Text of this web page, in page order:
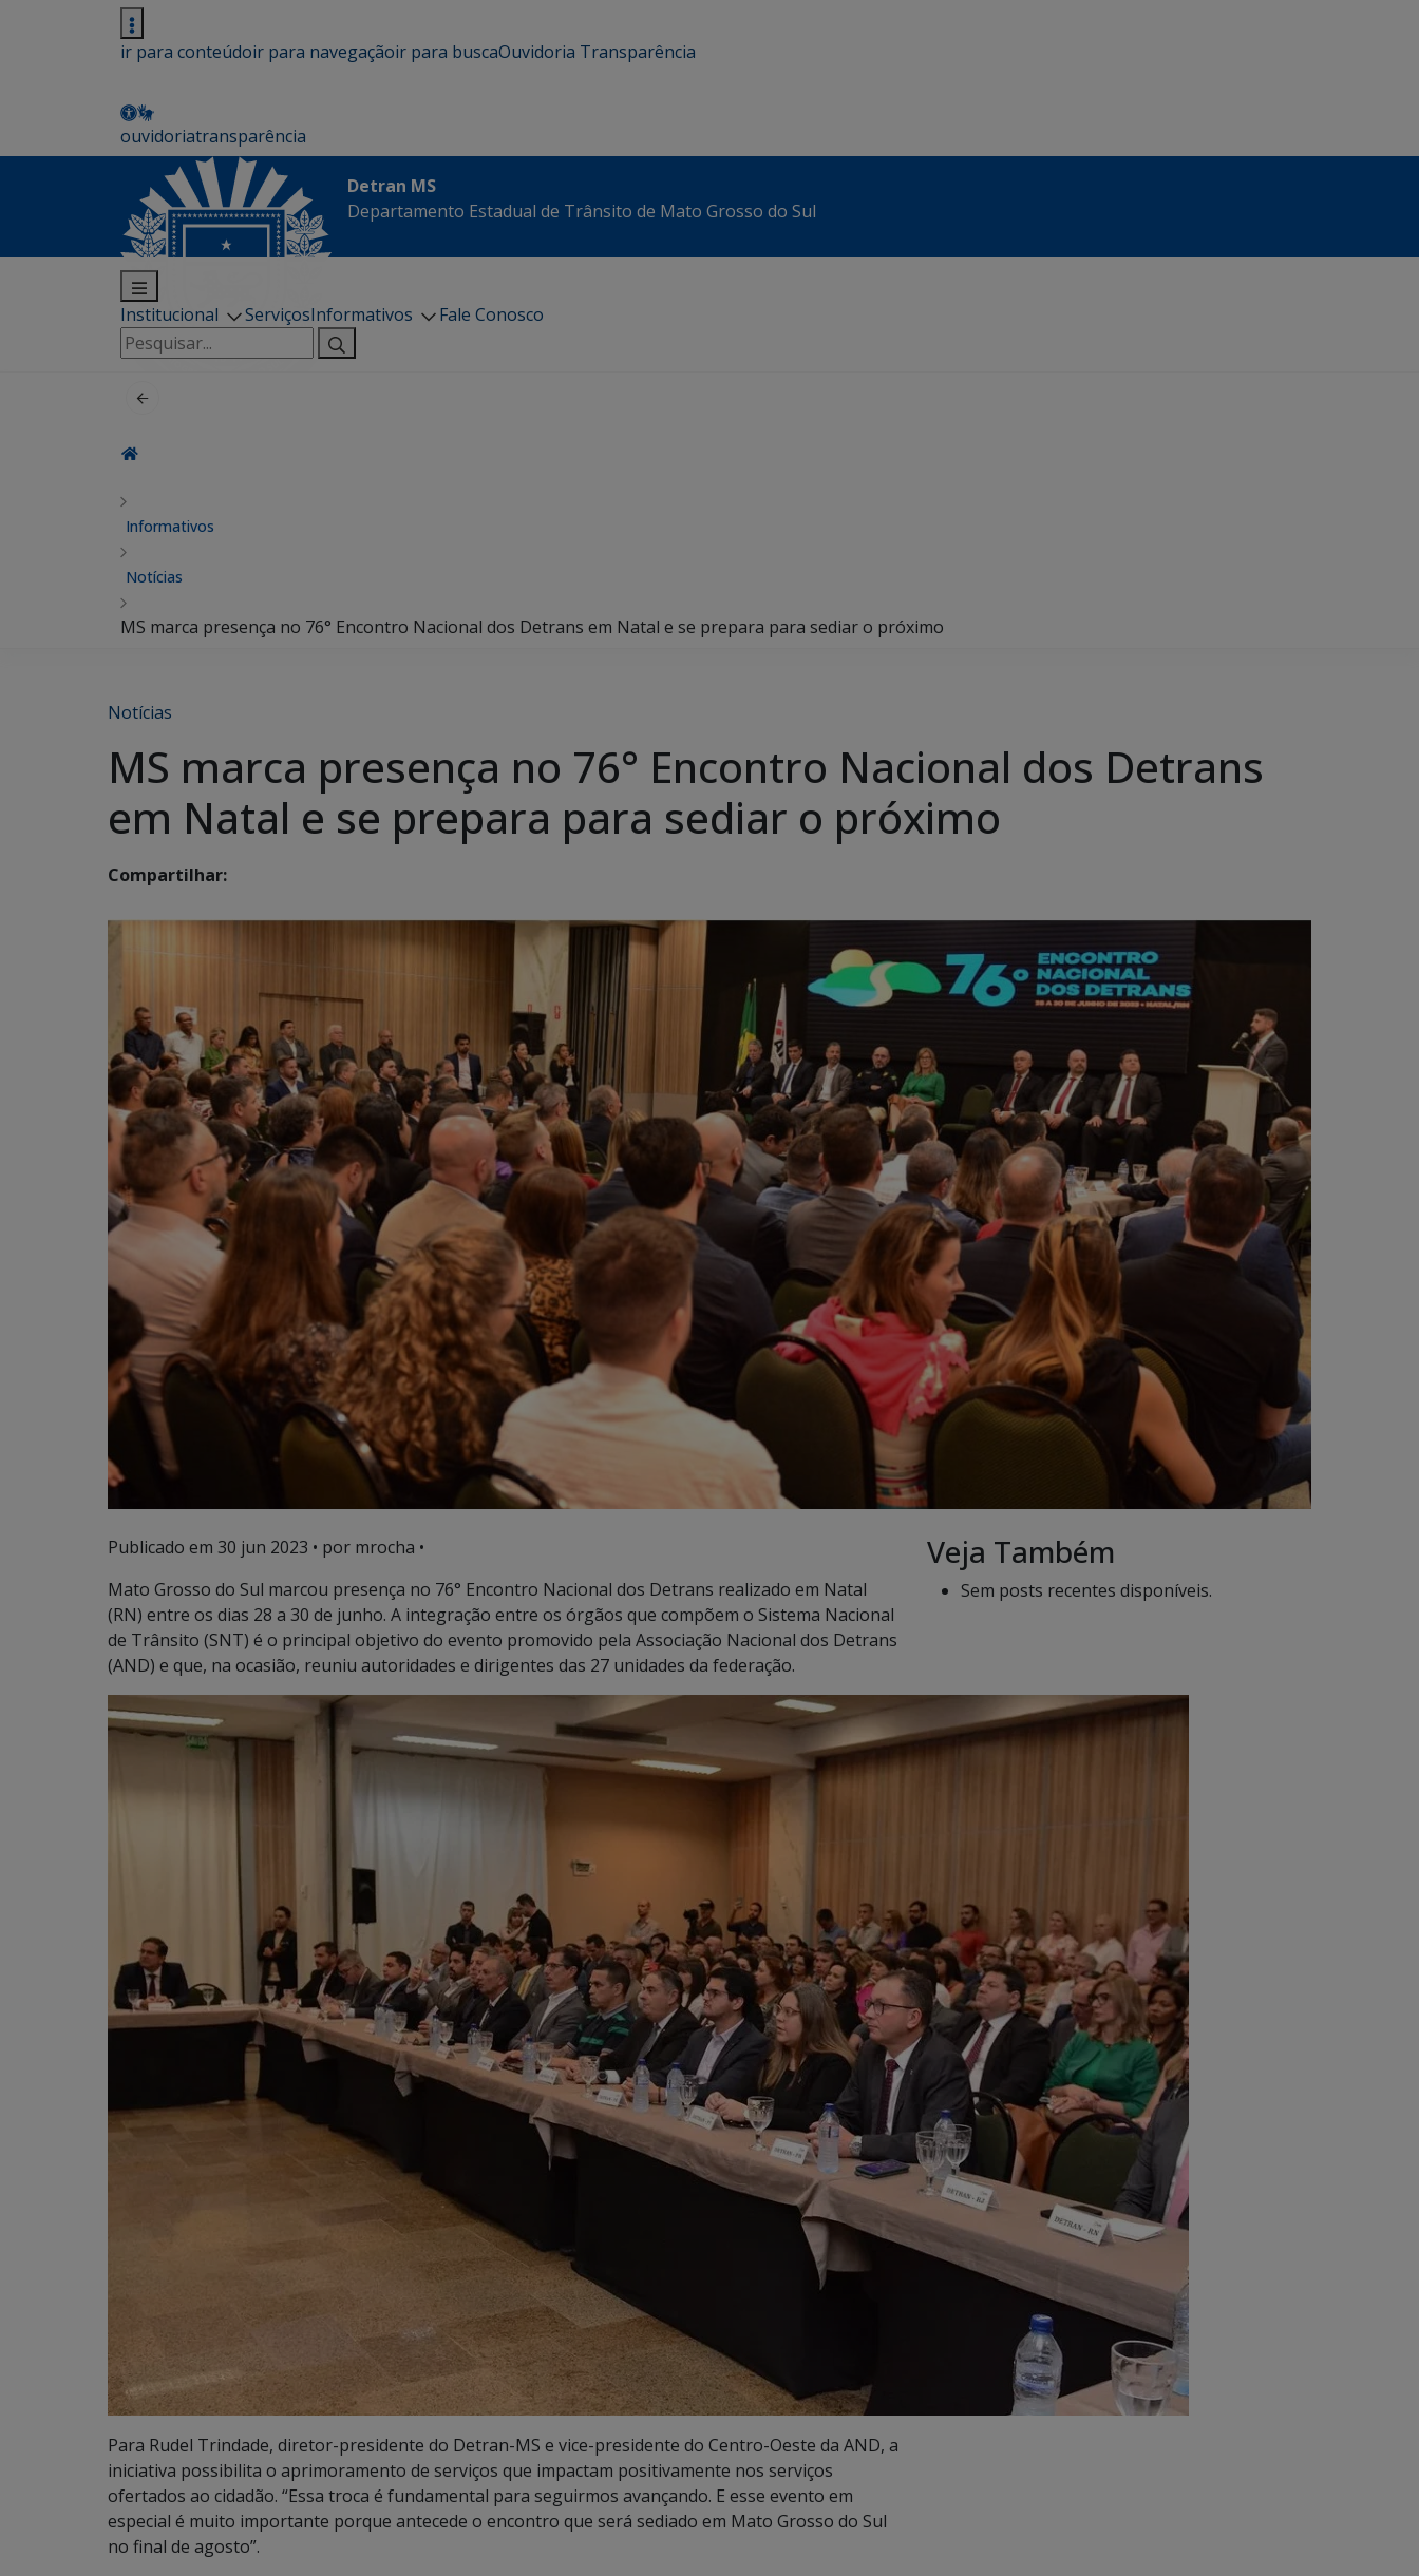
ir para conteúdoir para navegaçãoir para buscaOuvidoria Transparência
ouvidoriatransparência
Detran MS
Departamento Estadual de Trânsito de Mato Grosso do Sul
Institucional ServiçosInformativos
Fale Conosco
Pesquisar
por:
Informativos
Notícias
MS marca presença no 76° Encontro Nacional dos Detrans em Natal e se prepara para sediar o próximo
Notícias
MS marca presença no 76° Encontro Nacional dos Detrans
em Natal e se prepara para sediar o próximo
Compartilhar:
Publicado em 30 jun 2023 • por mrocha •
Mato Grosso do Sul marcou presença no 76° Encontro Nacional dos Detrans realizado em Natal
(RN) entre os dias 28 a 30 de junho. A integração entre os órgãos que compõem o Sistema Nacional
de Trânsito (SNT) é o principal objetivo do evento promovido pela Associação Nacional dos Detrans
(AND) e que, na ocasião, reuniu autoridades e dirigentes das 27 unidades da federação.
Para Rudel Trindade, diretor-presidente do Detran-MS e vice-presidente do Centro-Oeste da AND, a
iniciativa possibilita o aprimoramento de serviços que impactam positivamente nos serviços
ofertados ao cidadão. “Essa troca é fundamental para seguirmos avançando. E esse evento em
especial é muito importante porque antecede o encontro que será sediado em Mato Grosso do Sul
no final de agosto”.
Veja Também
Sem posts recentes disponíveis.